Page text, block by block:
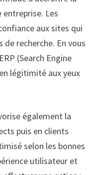
Les
aux sites qui
recherche. En vous
(Search Engine
légitimité aux yeux
également la
puis en clients
selon les bonnes
utilisateur et